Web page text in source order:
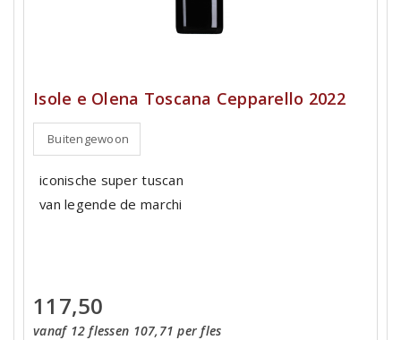
Isole e Olena Toscana Cepparello 2022
Buitengewoon
iconische super tuscan
van legende de marchi
117,50
vanaf 12 flessen 107,71 per fles